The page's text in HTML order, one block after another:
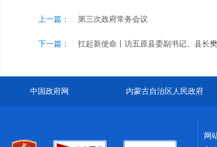
上一篇： 第三次政府常务会议
下一篇： 扛起新使命丨访五原县委副书记、县长
中国政府网 内蒙古自治区人民政府
网